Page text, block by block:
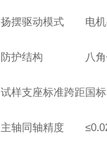
扬摆驱动模式 电
防护结构 八
试样支座标准跨距国
主轴同轴精度